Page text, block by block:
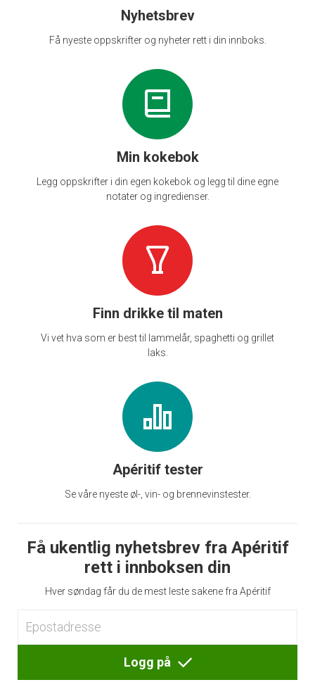
Nyhetsbrev
Få nyeste oppskrifter og nyheter rett i din innboks.
Min kokebok
Legg oppskrifter i din egen kokebok og legg til dine egne
notater og ingredienser.
Finn drikke til maten
Vi vet hva som er best til lammelår, spaghetti og grillet
laks.
Apéritif tester
Se våre nyeste øl-, vin- og brennevinstester.
Få ukentlig nyhetsbrev fra Apéritif
rett i innboksen din
Hver søndag får du de mest leste sakene fra Apéritif
Logg på